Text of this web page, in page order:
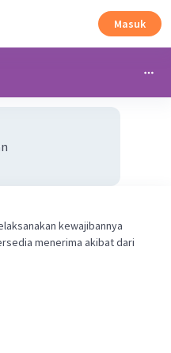
Masuk
kewajibannya
menerima akibat dari